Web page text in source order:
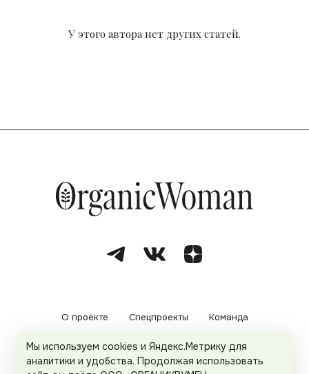
У этого автора нет других статей.
О проекте Спецпроекты Команда
Рекламодателям Политика конфиденциальности
Мы используем cookies и Яндекс.Метрику для
аналитики и удобства. Продолжая использовать